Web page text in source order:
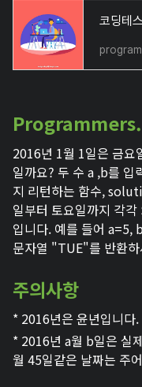
코딩테
2016년 1월 1일은 금요
일까요? 두 수 a ,b를 입
지 리턴하는 함수,
일부터 토요일까지 각
입니다. 예를 들어 a=5,
문자열 "TUE"를 반환
주의사항
* 2016년은 윤년입니다.
* 2016년 a월 b일은 실
월 45일같은 날짜는 주